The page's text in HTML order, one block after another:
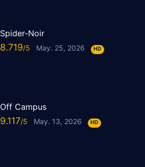
Spider-Noir
8.719 May. 25, 2026 HD
Off Campus
9.117 May. 13, 2026 HD